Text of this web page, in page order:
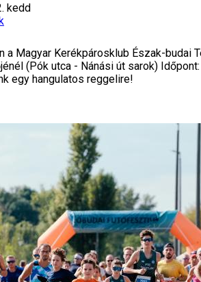
kedd
a Magyar Kerékpárosklub Észak-
(Pók utca - Nánási út sarok)
egy hangulatos reggelire!